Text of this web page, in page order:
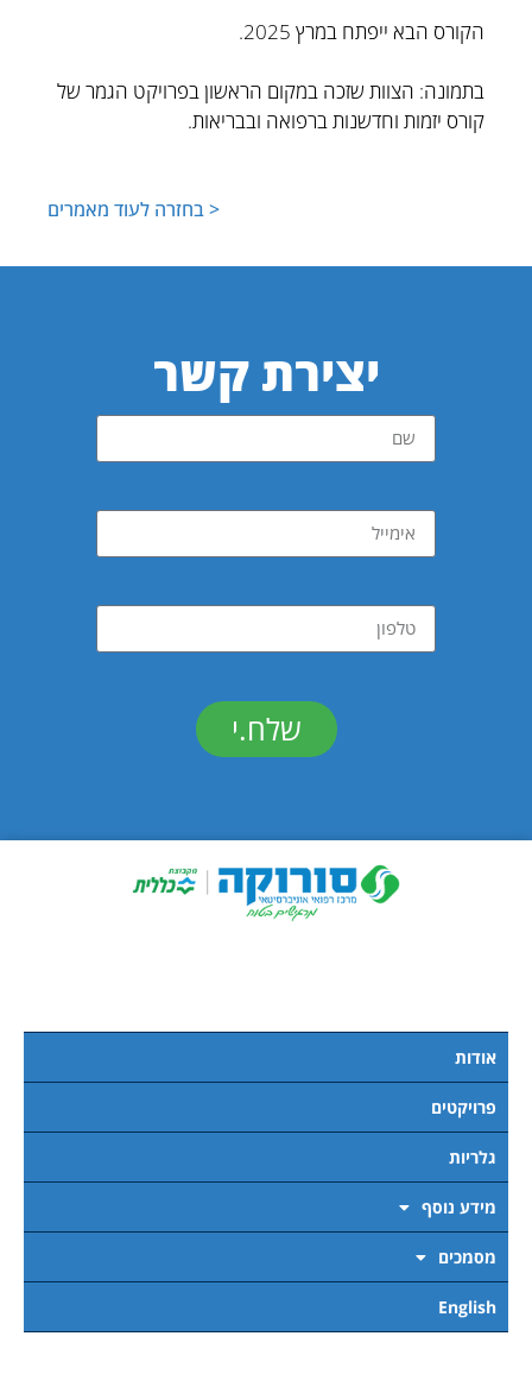
הקורס הבא ייפתח במרץ 2025.
בתמונה: הצוות שזכה במקום הראשון בפרויקט הגמר של
קורס יזמות וחדשנות ברפואה ובבריאות.
< בחזרה לעוד מאמרים
יצירת קשר
שלח.י
אודות
פרויקטים
גלריות
מידע נוסף
מסמכים
English